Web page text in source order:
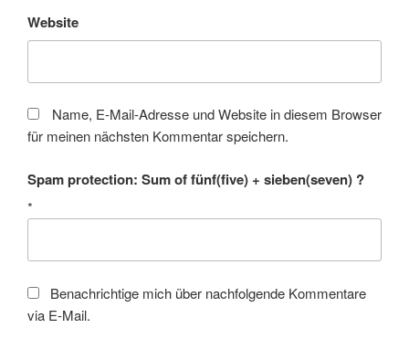
Website
Name, E-Mail-Adresse und Website in diesem Browser
für meinen nächsten Kommentar speichern.
Spam protection: Sum of fünf(five) + sieben(seven) ?
*
Benachrichtige mich über nachfolgende Kommentare
via E-Mail.